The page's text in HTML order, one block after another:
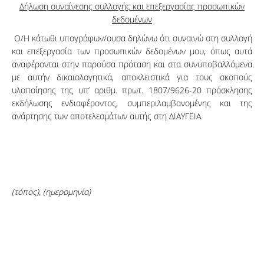
Δήλωση συναίνεσης συλλογής και επεξεργασίας προσωπικών
δεδομένων
Ο/Η κάτωθι υπογράφων/ουσα δηλώνω ότι συναινώ στη συλλογή
και επεξεργασία των προσωπικών δεδομένων μου, όπως αυτά
αναφέρονται στην παρούσα πρόταση και στα συνυποβαλλόμενα
με αυτήν δικαιολογητικά, αποκλειστικά για τους σκοπούς
υλοποίησης της υπ’ αριθμ. πρωτ. 1807/9626-20 πρόσκλησης
εκδήλωσης ενδιαφέροντος, συμπεριλαμβανομένης και της
ανάρτησης των αποτελεσμάτων αυτής στη ΔΙΑΥΓΕΙΑ.
(τόπος), (ημερομηνία)